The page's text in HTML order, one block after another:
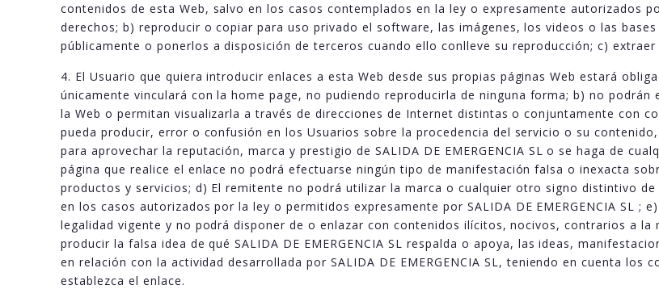
contenidos de esta Web, salvo en los casos contemplados en la ley o expresamente autorizados
derechos; b) reproducir o copiar para uso privado el software, las imágenes, los videos o las
públicamente o ponerlos a disposición de terceros cuando ello conlleve su reproducción; c)
4. El Usuario que quiera introducir enlaces a esta Web desde sus propias páginas Web estará
únicamente vinculará con la home page, no pudiendo reproducirla de ninguna forma; b) no
la Web o permitan visualizarla a través de direcciones de Internet distintas o conjuntamente con
pueda producir, error o confusión en los Usuarios sobre la procedencia del servicio o su
para aprovechar la reputación, marca y prestigio de SALIDA DE EMERGENCIA SL o se haga de
página que realice el enlace no podrá efectuarse ningún tipo de manifestación falsa o inexacta
productos y servicios; d) El remitente no podrá utilizar la marca o cualquier otro signo distintivo de
en los casos autorizados por la ley o permitidos expresamente por SALIDA DE EMERGENCIA SL ;
legalidad vigente y no podrá disponer de o enlazar con contenidos ilícitos, nocivos, contrarios a la
producir la falsa idea de qué SALIDA DE EMERGENCIA SL respalda o apoya, las ideas,
en relación con la actividad desarrollada por SALIDA DE EMERGENCIA SL, teniendo en cuenta
establezca el enlace.